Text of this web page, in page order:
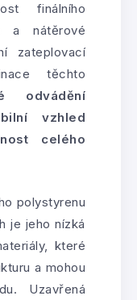
finálního
a nátěrové
zateplovací
těchto
odvádění
vzhled
celého
polystyrenu
je jeho nízká
které
a mohou
Uzavřená